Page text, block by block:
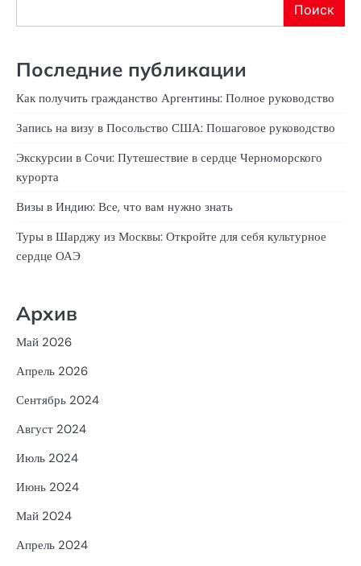
Поиск
Последние публикации
Как получить гражданство Аргентины: Полное руководство
Запись на визу в Посольство США: Пошаговое руководство
Экскурсии в Сочи: Путешествие в сердце Черноморского
курорта
Визы в Индию: Все, что вам нужно знать
Туры в Шарджу из Москвы: Откройте для себя культурное
сердце ОАЭ
Архив
Май 2026
Апрель 2026
Сентябрь 2024
Август 2024
Июль 2024
Июнь 2024
Май 2024
Апрель 2024